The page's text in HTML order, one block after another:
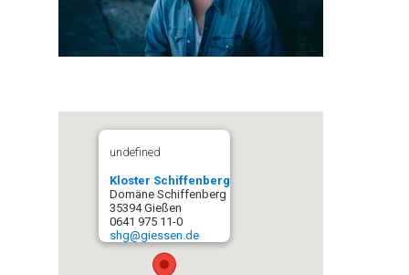
undefined
Kloster Schiffenberg
Domäne Schiffenberg
35394 Gießen
0641 975 11-0
shg@giessen.de